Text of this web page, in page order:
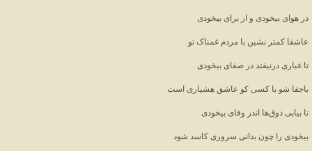
در هوای بیخودی و از برای بیخودی
عاشقا کمتر نشین با مردم غمناک تو
تا غباری درنیفتد در صفای بیخودی
باجفا شو با کسی کو عاشق هشیاری است
تا بیابی ذوق‌ها اندر وفای بیخودی
بیخودی را چون بدانی سروری کاسد شود